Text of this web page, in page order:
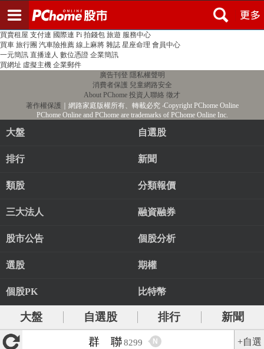
PChome首頁 線上購物 24h購物 書店
買賣租屋 支付連 國際連 Pi 拍錢包 旅遊 服務中心
買車 旅行團 汽車險推薦 線上麻將 雜誌 星座命理 會員中心
一元簡訊 直播達人 數位憑證 企業簡訊
買網址 虛擬主機 企業郵件
廣告刊登 隱私權聲明
消費者保護 兒童網路安全
About PChome 投資人聯絡 徵才
著作權保護 ｜網路家庭版權所有、轉載必究‧Copyright PChome Online
PChome Online and PChome are trademarks of PChome Online Inc.
大盤 自選股
排行 新聞
類股 分類報價
三大法人 融資融券
股市公告 個股分析
選股 期權
個股PK 比特幣
大盤 自選股 排行
新聞
群 聯 8299 N +自選